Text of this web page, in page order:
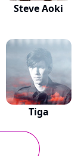
Steve Aoki
Tiga